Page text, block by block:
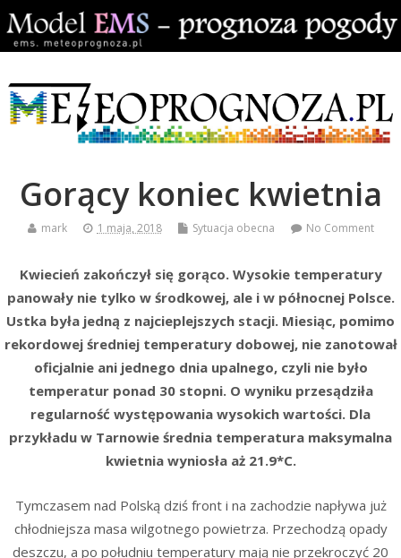
Gorący koniec kwietnia
mark 1 maja, 2018 Sytuacja obecna No Comment
Kwiecień zakończył się gorąco. Wysokie temperatury
panowały nie tylko w środkowej, ale i w północnej Polsce.
Ustka była jedną z najcieplejszych stacji. Miesiąc, pomimo
rekordowej średniej temperatury dobowej, nie zanotował
oficjalnie ani jednego dnia upalnego, czyli nie było
temperatur ponad 30 stopni. O wyniku przesądziła
regularność występowania wysokich wartości. Dla
przykładu w Tarnowie średnia temperatura maksymalna
kwietnia wyniosła aż 21.9*C.
Tymczasem nad Polską dziś front i na zachodzie napływa już
chłodniejsza masa wilgotnego powietrza. Przechodzą opady
deszczu, a po południu temperatury mają nie przekroczyć 20